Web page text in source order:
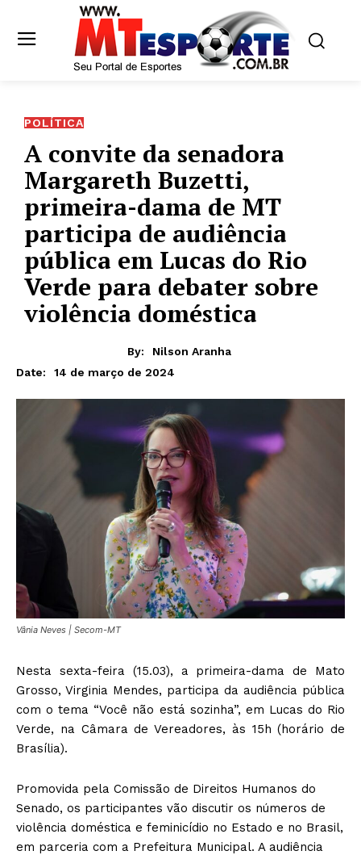
POLÍTICA
A convite da senadora
Margareth Buzetti,
primeira-dama de MT
participa de audiência
pública em Lucas do Rio
Verde para debater sobre
violência doméstica
By:
Nilson Aranha
Date:
14 de março de 2024
Vânia Neves | Secom-MT
Nesta sexta-feira (15.03), a primeira-dama de Mato
Grosso, Virginia Mendes, participa da audiência pública
com o tema “Você não está sozinha”, em Lucas do Rio
Verde, na Câmara de Vereadores, às 15h (horário de
Brasília).
Promovida pela Comissão de Direitos Humanos do
Senado, os participantes vão discutir os números de
violência doméstica e feminicídio no Estado e no Brasil,
em parceria com a Prefeitura Municipal. A audiência